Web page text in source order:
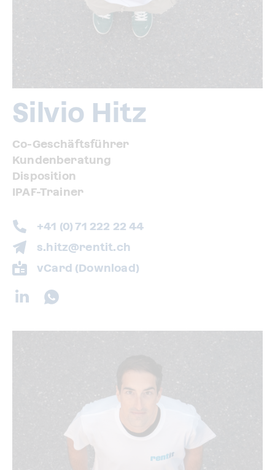
Silvio Hitz
Co-Geschäftsführer
Kundenberatung
Disposition
IPAF-Trainer
+41 (0) 71 222 22 44
s.hitz@rentit.ch
vCard (Download)